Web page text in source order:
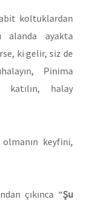
koltuklardan
alanda ayakta
ki gelir, siz de
Pinima
katılın, halay
keyfini,
çıkınca “Şu